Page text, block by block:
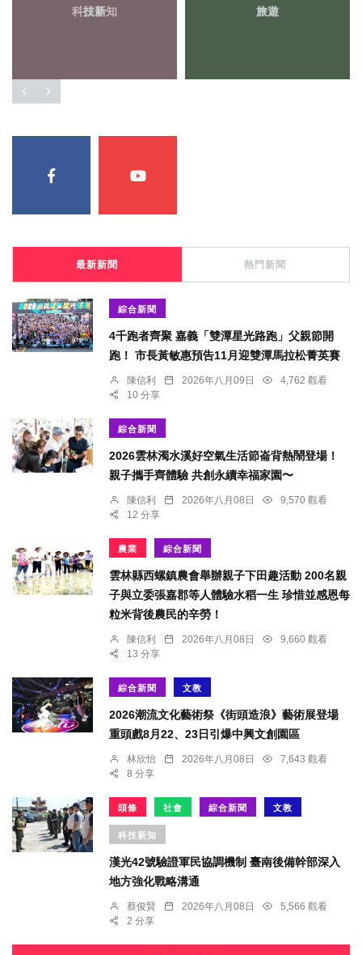
科技新知 旅遊
最新新聞 熱門新聞
綜合新聞
4千跑者齊聚 嘉義「雙潭星光路跑」父親節開
跑！ 市長黃敏惠預告11月迎雙潭馬拉松菁英賽
陳信利 2026年八月09日
4,762 觀看
10 分享
綜合新聞
2026雲林濁水溪好空氣生活節崙背熱鬧登場！
親子攜手齊體驗 共創永續幸福家園〜
陳信利 2026年八月08日
9,570 觀看
12 分享
農業 綜合新聞
雲林縣西螺鎮農會舉辦親子下田趣活動 200名親
子與立委張嘉郡等人體驗水稻一生 珍惜並感恩每
粒米背後農民的辛勞！
陳信利 2026年八月08日
9,660 觀看
13 分享
綜合新聞 文教
2026潮流文化藝術祭《街頭造浪》藝術展登場
重頭戲8月22、23日引爆中興文創園區
林欣怡 2026年八月08日
7,643 觀看
8 分享
頭條 社會 綜合新聞 文教
科技新知
漢光42號驗證軍民協調機制 臺南後備幹部深入
地方強化戰略溝通
蔡俊賢 2026年八月08日
5,566 觀看
2 分享